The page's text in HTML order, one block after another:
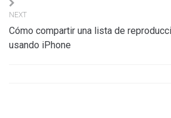
NEXT
Cómo compartir una lista de
usando iPhone